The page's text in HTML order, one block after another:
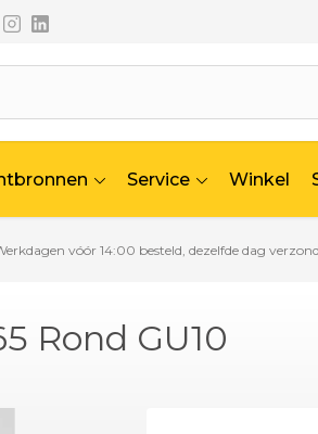
ons via Facebook
Volg ons via Instagram
Volg ons via Linkedin
Service Winkel
vóór 14:00 besteld, dezelfde dag
Rond GU10